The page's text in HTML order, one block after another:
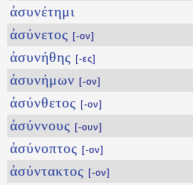
ἀσυνέτημι
ἀσύνετος [-ον]
ἀσυνήθης [-ες]
ἀσυνήμων [-ον]
ἀσύνθετος [-ον]
ἀσύννους [-ουν]
ἀσύνοπτος [-ον]
ἀσύντακτος [-ον]